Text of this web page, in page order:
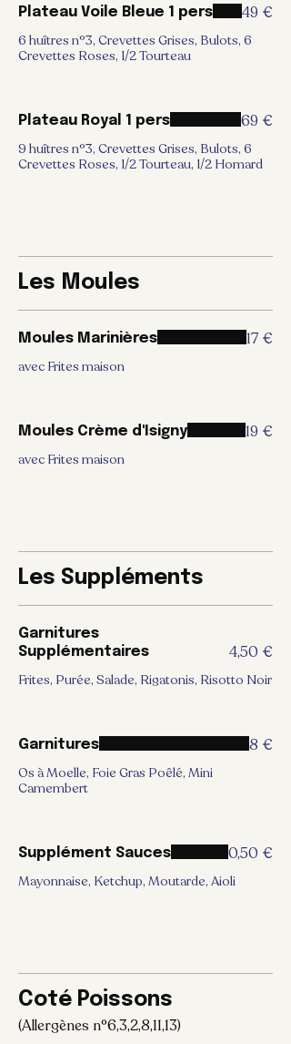
Plateau Voile Bleue 1 pers
6 huîtres n°3, Crevettes Grises, Bulots, 6
Crevettes Roses, 1/2 Tourteau
49 €
Plateau Royal 1 pers
9 huîtres n°3, Crevettes Grises, Bulots, 6
Crevettes Roses, 1/2 Tourteau, 1/2 Homard
69 €
Les Moules
Moules Marinières
avec Frites maison
17 €
Moules Crème d'Isigny
avec Frites maison
19 €
Les Suppléments
Garnitures
Supplémentaires
Frites, Purée, Salade, Rigatonis, Risotto Noir
4,50 €
Garnitures
Os à Moelle, Foie Gras Poêlé, Mini
Camembert
8 €
Supplément Sauces
Mayonnaise, Ketchup, Moutarde, Aioli
0,50 €
Coté Poissons
(Allergènes n°6,3,2,8,11,13)